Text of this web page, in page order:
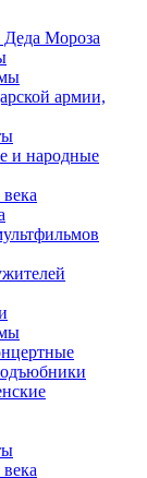
Мороза
армии,
и народные